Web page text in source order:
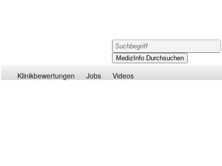
Klinikbewertungen Jobs Videos